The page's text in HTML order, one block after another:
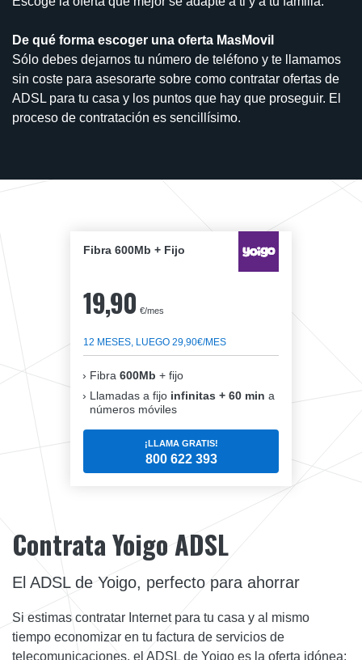
De qué forma escoger una oferta MasMovil
Sólo debes dejarnos tu número de teléfono y te llamamos
sin coste para asesorarte sobre como contratar ofertas de
ADSL para tu casa y los puntos que hay que proseguir. El
proceso de contratación es sencillísimo.
Fibra 600Mb + Fijo
19,90 €/mes
12 MESES, LUEGO 29,90€/MES
Fibra 600Mb + fijo
Llamadas a fijo infinitas + 60 min a
números móviles
¡LLAMA GRATIS!
800 622 393
Contrata Yoigo ADSL
El ADSL de Yoigo, perfecto para ahorrar
Si estimas contratar Internet para tu casa y al mismo
tiempo economizar en tu factura de servicios de
telecomunicaciones, el ADSL de Yoigo es la oferta idónea: